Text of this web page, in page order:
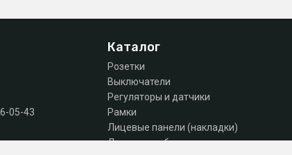
05-43
Каталог
Розетки
Выключатели
Регуляторы и датчики
Рамки
Лицевые панели (накладки)
Лючки, коробки, комплектующие